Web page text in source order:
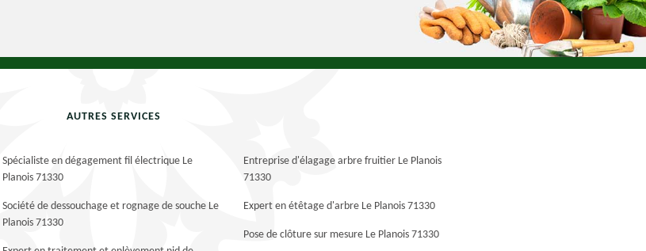
AUTRES SERVICES
Spécialiste en dégagement fil électrique Le
Planois 71330
Société de dessouchage et rognage de souche Le
Planois 71330
Entreprise d'élagage arbre fruitier Le Planois
71330
Expert en étêtage d'arbre Le Planois 71330
Pose de clôture sur mesure Le Planois 71330